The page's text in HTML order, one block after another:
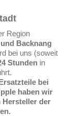
Region
Backnang
bei uns (soweit
Stunden in
bei
haben wir
Hersteller der